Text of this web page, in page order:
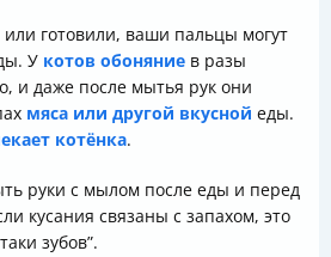
готовили, ваши пальцы могут
У котов обоняние в разы
и даже после мытья рук они
мяса или другой вкусной еды.
котёнка.
руки с мылом после еды и перед
кусания связаны с запахом, это
зубов”.